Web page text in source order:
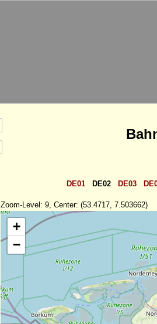
DE01 DE02 DE03
Zoom-Level: 9, Center: (53.4717, 7.503662)
+
−